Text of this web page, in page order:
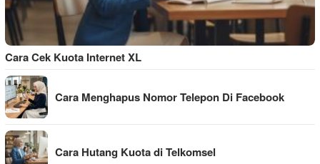
Cara Cek Kuota Internet XL
Cara Menghapus Nomor Telepon Di Facebook
Cara Hutang Kuota di Telkomsel